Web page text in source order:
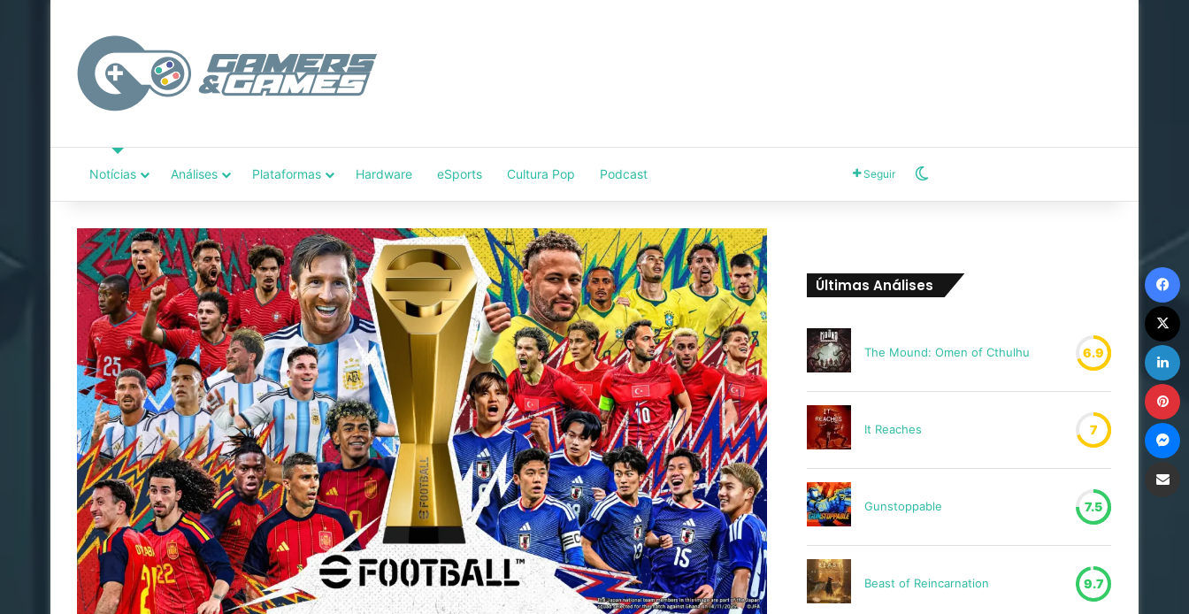
Notícias Análises Plataformas Hardware eSports Cultura Pop Podcast Seguir
Últimas Análises
The Mound: Omen of Cthulhu 6.9
It Reaches 7
Gunstoppable 7.5
Beast of Reincarnation 9.7